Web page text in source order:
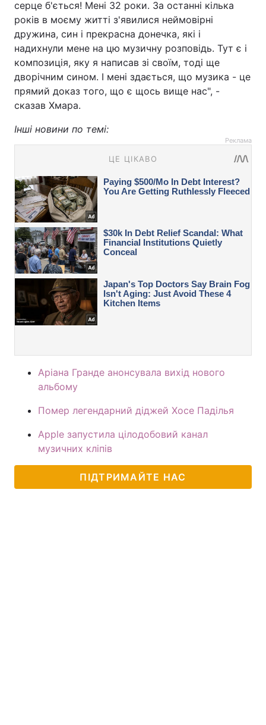
серце б'ється! Мені 32 роки. За останні кілька
років в моєму житті з'явилися неймовірні
дружина, син і прекрасна донечка, які і
надихнули мене на цю музичну розповідь. Тут є і
композиція, яку я написав зі своїм, тоді ще
дворічним сином. І мені здається, що музика - це
прямий доказ того, що є щось вище нас", -
сказав Хмара.
Інші новини по темі:
Реклама
Аріана Гранде анонсувала вихід нового
альбому
Помер легендарний діджей Хосе Паділья
Apple запустила цілодобовий канал
музичних кліпів
ПІДТРИМАЙТЕ НАС